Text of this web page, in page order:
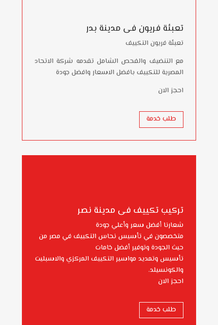
تعبئة فريون فى مدينة بدر
تعبئة فريون التكييف
مع التنضيف والفحص الشامل تقدمه شركة الاتحاد
المصرية للتكييف بافضل الاسعار وافضل جودة
احجز الان
طلب خدمة
تركيب تكييف فى مدينة نصر
شعارنا أفضل سعر وأعلي جودة
متخصصون في تأسيس نحاس التكييف في مصر من
حيث الجودة وتوفير أفضل خامات
تأسيس وتمديد مواسير التكييف المركزي والاسبليت
والكونسيلد.
احجز الان
طلب خدمة